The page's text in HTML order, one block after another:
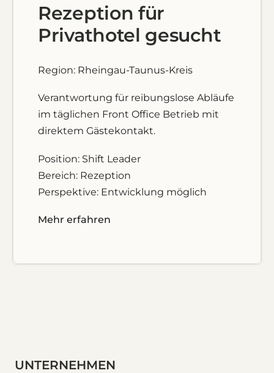
Rezeption für
Privathotel gesucht
Region: Rheingau-Taunus-Kreis
Verantwortung für reibungslose Abläufe
im täglichen Front Office Betrieb mit
direktem Gästekontakt.
Position: Shift Leader
Bereich: Rezeption
Perspektive: Entwicklung möglich
Mehr erfahren
UNTERNEHMEN